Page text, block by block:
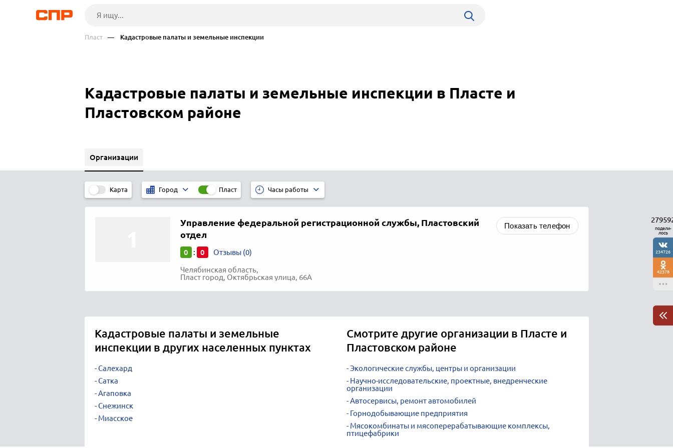
Пласт — Кадастровые палаты и земельные инспекции
Кадастровые палаты и земельные инспекции в Пласте и
Пластовском районе
Организации
Карта Город Пласт Часы работы
Управление федеральной регистрационной службы, Пластовский
отдел
0 : 0 Отзывы (0)
Челябинская область,
Пласт город, Октябрьская улица, 66А
Показать телефон
Кадастровые палаты и земельные
инспекции в других населенных пунктах
Салехард
Сатка
Агаповка
Снежинск
Миасское
Смотрите другие организации в Пласте и
Пластовском районе
Экологические службы, центры и организации
Научно-исследовательские, проектные, внедренческие
организации
Автосервисы, ремонт автомобилей
Горнодобывающие предприятия
Мясокомбинаты и мясоперерабатывающие комплексы,
птицефабрики
подели-
лось
234726
42378